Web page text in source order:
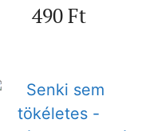
490Ft